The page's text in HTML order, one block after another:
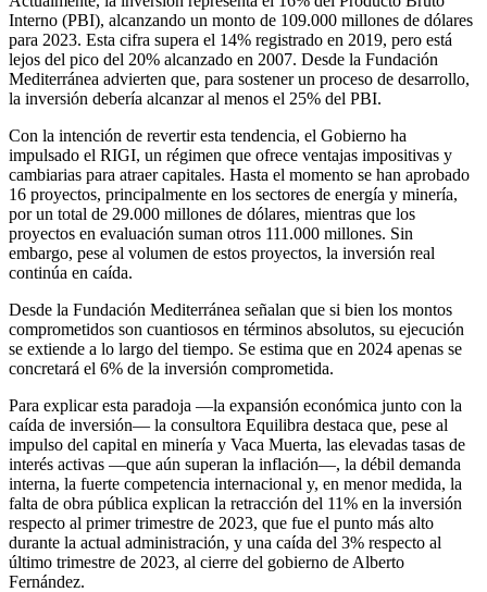
Interno (PBI), alcanzando un monto de 109.000 millones de dólares
para 2023. Esta cifra supera el 14% registrado en 2019, pero está
lejos del pico del 20% alcanzado en 2007. Desde la Fundación
Mediterránea advierten que, para sostener un proceso de desarrollo,
la inversión debería alcanzar al menos el 25% del PBI.
Con la intención de revertir esta tendencia, el Gobierno ha
impulsado el RIGI, un régimen que ofrece ventajas impositivas y
cambiarias para atraer capitales. Hasta el momento se han aprobado
16 proyectos, principalmente en los sectores de energía y minería,
por un total de 29.000 millones de dólares, mientras que los
proyectos en evaluación suman otros 111.000 millones. Sin
embargo, pese al volumen de estos proyectos, la inversión real
continúa en caída.
Desde la Fundación Mediterránea señalan que si bien los montos
comprometidos son cuantiosos en términos absolutos, su ejecución
se extiende a lo largo del tiempo. Se estima que en 2024 apenas se
concretará el 6% de la inversión comprometida.
Para explicar esta paradoja —la expansión económica junto con la
caída de inversión— la consultora Equilibra destaca que, pese al
impulso del capital en minería y Vaca Muerta, las elevadas tasas de
interés activas —que aún superan la inflación—, la débil demanda
interna, la fuerte competencia internacional y, en menor medida, la
falta de obra pública explican la retracción del 11% en la inversión
respecto al primer trimestre de 2023, que fue el punto más alto
durante la actual administración, y una caída del 3% respecto al
último trimestre de 2023, al cierre del gobierno de Alberto
Fernández.